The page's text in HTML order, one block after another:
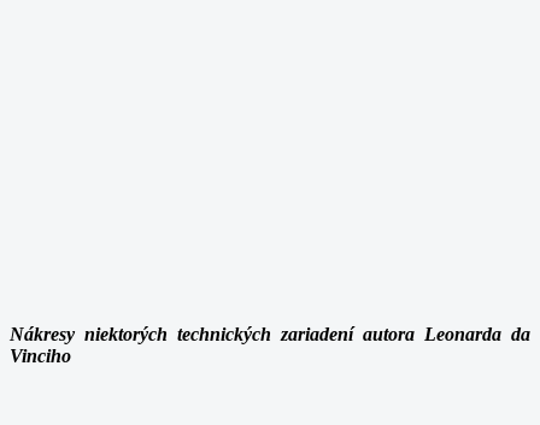
Nákresy niektorých technických zariadení autora Leonarda da
Vinciho